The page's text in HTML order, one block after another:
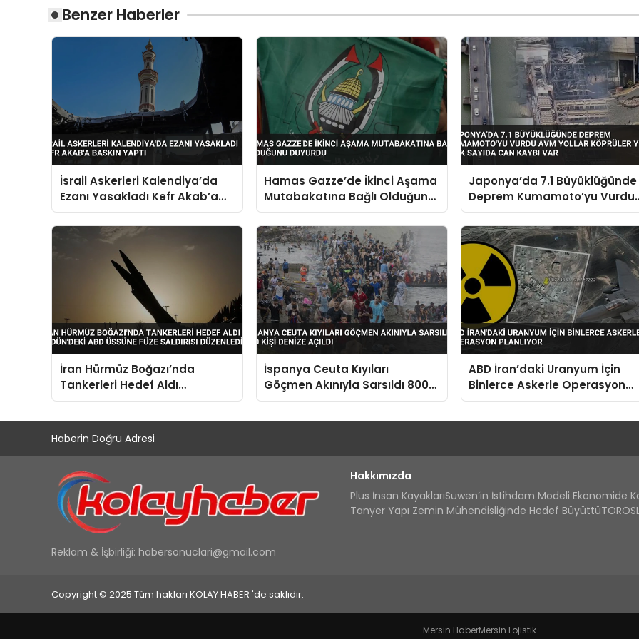
Benzer Haberler
İsrail Askerleri Kalendiya’da
Ezanı Yasakladı Kefr Akab’a
Baskın Yaptı
Hamas Gazze’de İkinci Aşama
Mutabakatına Bağlı Olduğunu
Duyurdu
Japonya’da 7.1 Büyüklüğünde
Deprem Kumamoto’yu Vurdu
AVM Yollar Köprüler Yıkıldı
Sayıda Can Kaybı Var
İran Hürmüz Boğazı’nda
Tankerleri Hedef Aldı
Ürdün’deki ABD Üssüne Füze
İspanya Ceuta Kıyıları
Göçmen Akınıyla Sarsıldı 800
Kişi Denize Açıldı
ABD İran’daki Uranyum İçin
Binlerce Askerle Operasyon
Planlıyor
Haberin Doğru Adresi
Reklam & İşbirliği: habersonuclari@gmail.com
Hakkımızda
Plus İnsan KayaklarıSuwen’in İstihdam Modeli Ekonomide
Tanyer Yapı Zemin Mühendisliğinde Hedef Büyüttü
Copyright © 2025 Tüm hakları KOLAY HABER 'de saklıdır.
Mersin HaberMersin Lojistik